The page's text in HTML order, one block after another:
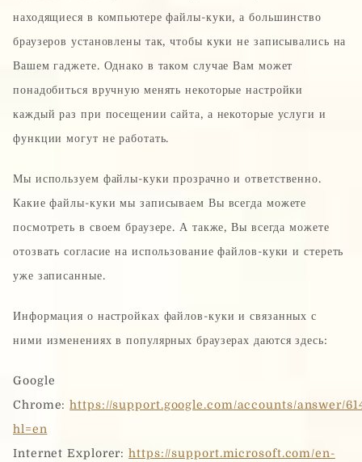
находящиеся в компьютере файлы-куки, а большинство
браузеров установлены так, чтобы куки не записывались на
Вашем гаджете. Однако в таком случае Вам может
понадобиться вручную менять некоторые настройки
каждый раз при посещении сайта, а некоторые услуги и
функции могут не работать.
Мы используем файлы-куки прозрачно и ответственно.
Какие файлы-куки мы записываем Вы всегда можете
посмотреть в своем браузере. А также, Вы всегда можете
отозвать согласие на использование файлов-куки и стереть
уже записанные.
Информация о настройках файлов-куки и связанных с
ними изменениях в популярных браузерах даются здесь:
Google
Chrome:https://support.google.com/accounts/answer/
hl=en
Internet Explorer:https://support.microsoft.com/en-